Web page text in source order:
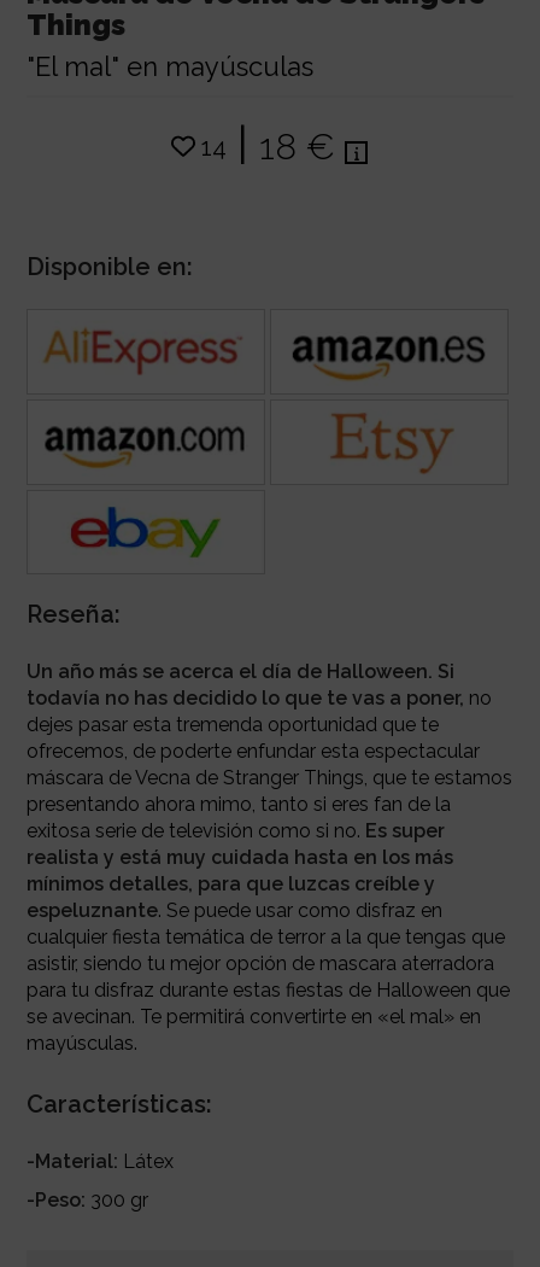
Things
"El mal" en mayúsculas
14 | 18 €
Disponible en:
Reseña:
Un año más se acerca el día de Halloween. Si
todavía no has decidido lo que te vas a poner, no
dejes pasar esta tremenda oportunidad que te
ofrecemos, de poderte enfundar esta espectacular
máscara de Vecna de Stranger Things, que te estamos
presentando ahora mimo, tanto si eres fan de la
exitosa serie de televisión como si no. Es super
realista y está muy cuidada hasta en los más
mínimos detalles, para que luzcas creíble y
espeluznante. Se puede usar como disfraz en
cualquier fiesta temática de terror a la que tengas que
asistir, siendo tu mejor opción de mascara aterradora
para tu disfraz durante estas fiestas de Halloween que
se avecinan. Te permitirá convertirte en «el mal» en
mayúsculas.
Características:
-Material: Látex
-Peso: 300 gr